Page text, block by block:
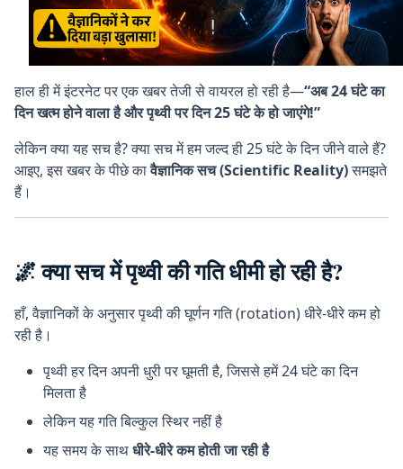
हाल ही में इंटरनेट पर एक खबर तेजी से वायरल हो रही है—“अब 24 घंटे का
दिन खत्म होने वाला है और पृथ्वी पर दिन 25 घंटे के हो जाएंगे!”
लेकिन क्या यह सच है? क्या सच में हम जल्द ही 25 घंटे के दिन जीने वाले हैं?
आइए, इस खबर के पीछे कावैज्ञानिक सच (Scientific Reality)समझते
हैं।
🌌 क्या सच में पृथ्वी की गति धीमी हो रही है?
हाँ, वैज्ञानिकों के अनुसार पृथ्वी की घूर्णन गति (rotation) धीरे-धीरे कम हो
रही है।
पृथ्वी हर दिन अपनी धुरी पर घूमती है, जिससे हमें 24 घंटे का दिन
मिलता है
लेकिन यह गति बिल्कुल स्थिर नहीं है
यह समय के साथधीरे-धीरे कम होती जा रही है